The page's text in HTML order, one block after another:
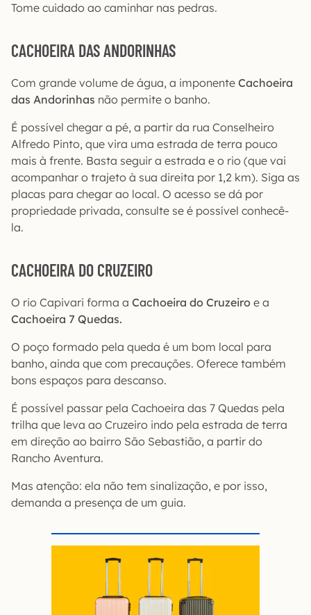
Tome cuidado ao caminhar nas pedras.
CACHOEIRA DAS ANDORINHAS
Com grande volume de água, a imponente Cachoeira
das Andorinhas não permite o banho.
É possível chegar a pé, a partir da rua Conselheiro
Alfredo Pinto, que vira uma estrada de terra pouco
mais à frente. Basta seguir a estrada e o rio (que vai
acompanhar o trajeto à sua direita por 1,2 km). Siga as
placas para chegar ao local. O acesso se dá por
propriedade privada, consulte se é possível conhecê-
la.
CACHOEIRA DO CRUZEIRO
O rio Capivari forma a Cachoeira do Cruzeiro e a
Cachoeira 7 Quedas.
O poço formado pela queda é um bom local para
banho, ainda que com precauções. Oferece também
bons espaços para descanso.
É possível passar pela Cachoeira das 7 Quedas pela
trilha que leva ao Cruzeiro indo pela estrada de terra
em direção ao bairro São Sebastião, a partir do
Rancho Aventura.
Mas atenção: ela não tem sinalização, e por isso,
demanda a presença de um guia.